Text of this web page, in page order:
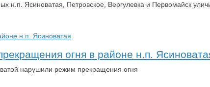
н.п. Ясиноватая, Петровское, Вергулевка и Первомайск
огня в районе н.п.
нарушили режим прекращения огня